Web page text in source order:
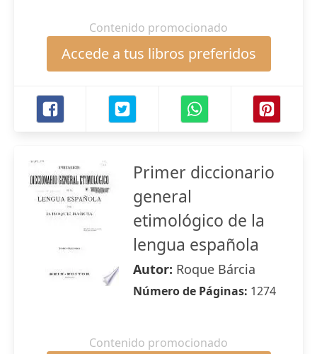
Contenido promocionado
Accede a tus libros preferidos
Primer diccionario
general
etimológico de la
lengua española
Autor: Roque Bárcia
Número de Páginas: 1274
Contenido promocionado